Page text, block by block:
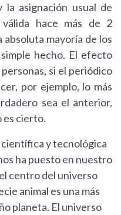
la asignación usual de
hace más de 2
absoluta mayoría de los
hecho. El efecto
si el periódico
por ejemplo, lo más
sea el anterior,
es cierto.
científica y tecnológica
ha puesto en nuestro
centro del universo
animal es una más
planeta. El universo